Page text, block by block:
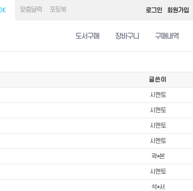
맞춤달력 포토북 로그인 회원가입
도서구매 장바구니 구매내역
글쓴이
시멘토
시멘토
시멘토
시멘토
곽*본
시멘토
석*서